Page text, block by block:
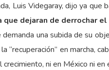
Luis Videgaray, dijo ya
que dejaran de derrochar
una subida de su
“recuperación” en marcha,
ni en México ni